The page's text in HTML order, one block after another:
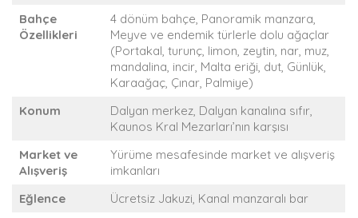
Bahçe
Özellikleri
4 dönüm bahçe, Panoramik manzara,
Meyve ve endemik türlerle dolu ağaçlar
(Portakal, turunç, limon, zeytin, nar, muz,
mandalina, incir, Malta eriği, dut, Günlük,
Karaağaç, Çınar, Palmiye)
Konum
Dalyan merkez, Dalyan kanalına sıfır,
Kaunos Kral Mezarları’nın karşısı
Market ve
Alışveriş
Yürüme mesafesinde market ve alışveriş
imkanları
Eğlence
Ücretsiz Jakuzi, Kanal manzaralı bar